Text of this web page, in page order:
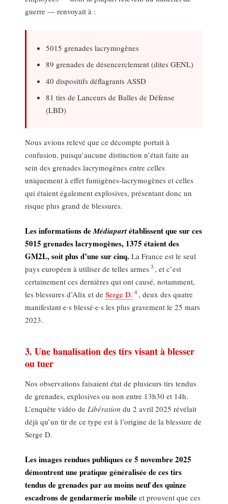
guerre — renvoyait à :
5015 grenades lacrymogènes
89 grenades de désencerclement (dites GENL)
40 dispositifs déflagrants ASSD
81 tirs de Lanceurs de Balles de Défense
(LBD)
Nous avions relevé que ce décompte portait à
confusion, puisqu’aucune distinction n’était faite au
sein des grenades lacrymogènes entre celles
uniquement à effet fumigènes-lacrymogènes et celles
qui étaient également explosives, présentant donc un
risque plus grand de blessures.
Les informations deMédiapartétablissent que sur ces
5015 grenades lacrymogènes, 1375 étaient des
GM2L, soit plus d’une sur cinq. La France est le seul
pays européen à utiliser de telles armes 3 , et c’est
certainement ces dernières qui ont causé, notamment,
les blessures d’Alix et deSerge D. 4 , deux des quatre
manifestant·e·s blessé·e·s les plus gravement le 25 mars
2023.
3. Une banalisation des tirs visant à blesser
ou tuer
Nos observations faisaient état de plusieurs tirs tendus
de grenades, explosives ou non entre 13h30 et 14h.
L’enquête vidéo de Libération du 2 avril 2025 révélait
déjà qu’un tir de ce type est à l’origine de la blessure de
Serge D.
Les images rendues publiques ce 5 novembre 2025
démontrent une pratique généralisée de ces tirs
tendus de grenades par au moins neuf des quinze
escadrons de gendarmerie mobile et prouvent que ces